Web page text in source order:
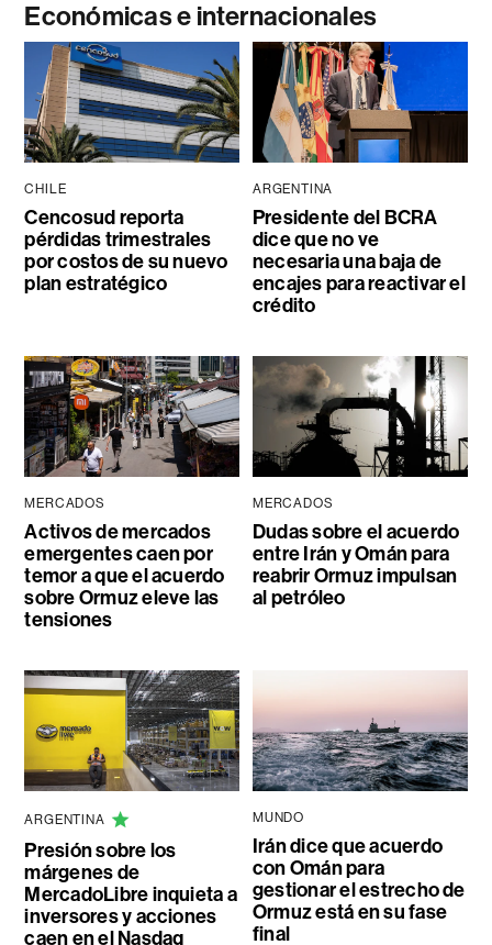
Económicas e internacionales
CHILE
Cencosud reporta
pérdidas trimestrales
por costos de su nuevo
plan estratégico
ARGENTINA
Presidente del BCRA
dice que no ve
necesaria una baja de
encajes para reactivar el
crédito
MERCADOS
Activos de mercados
emergentes caen por
temor a que el acuerdo
sobre Ormuz eleve las
tensiones
MERCADOS
Dudas sobre el acuerdo
entre Irán y Omán para
reabrir Ormuz impulsan
al petróleo
ARGENTINA
Presión sobre los
márgenes de
MercadoLibre inquieta a
inversores y acciones
caen en el Nasdaq
MUNDO
Irán dice que acuerdo
con Omán para
gestionar el estrecho de
Ormuz está en su fase
final